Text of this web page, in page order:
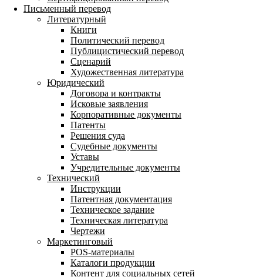
Письменный перевод
Литературный
Книги
Политический перевод
Публицистический перевод
Сценарий
Художественная литература
Юридический
Договора и контракты
Исковые заявления
Корпоративные документы
Патенты
Решения суда
Судебные документы
Уставы
Учредительные документы
Технический
Инструкции
Патентная документация
Техническое задание
Техническая литература
Чертежи
Маркетинговый
POS-материалы
Каталоги продукции
Контент для социальных сетей